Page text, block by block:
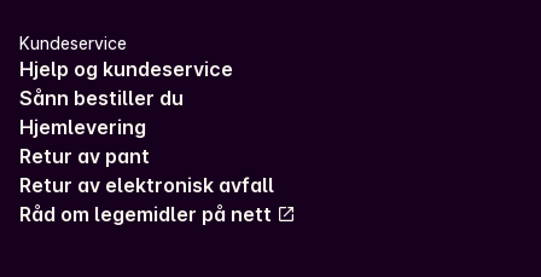
Kundeservice
Hjelp og kundeservice
Sånn bestiller du
Hjemlevering
Retur av pant
Retur av elektronisk avfall
Råd om legemidler på nett